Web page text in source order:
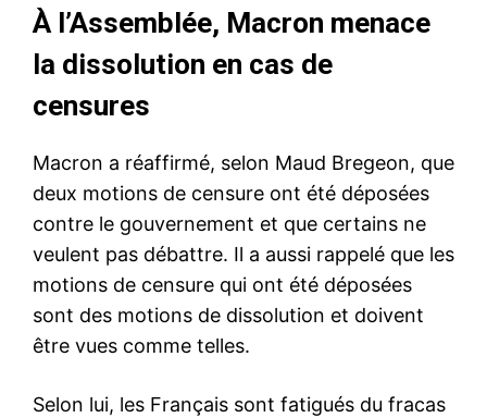
À l’Assemblée, Macron menace
la dissolution en cas de
censures
Macron a réaffirmé, selon Maud Bregeon, que
deux motions de censure ont été déposées
contre le gouvernement et que certains ne
veulent pas débattre. Il a aussi rappelé que les
motions de censure qui ont été déposées
sont des motions de dissolution et doivent
être vues comme telles.
Selon lui, les Français sont fatigués du fracas